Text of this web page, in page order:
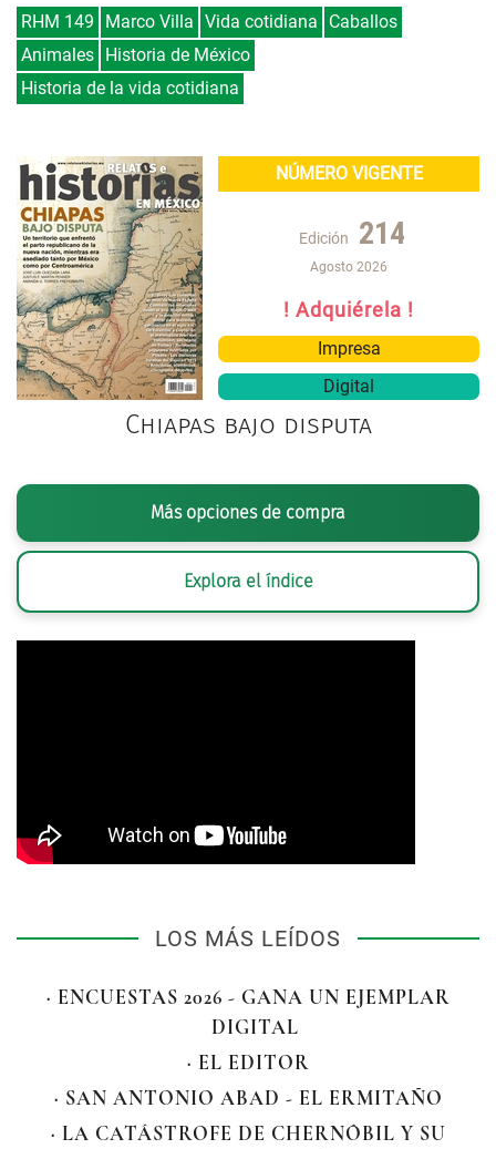
RHM 149 Marco Villa Vida cotidiana
Caballos
Animales Historia de México
Historia de la vida cotidiana
NÚMERO VIGENTE
Edición 214
Agosto 2026
! Adquiérela !
Impresa
Digital
Chiapas bajo disputa
Más opciones de compra
Explora el índice
LOS MÁS LEÍDOS
· ENCUESTAS 2026 - GANA UN EJEMPLAR
DIGITAL
· EL EDITOR
· SAN ANTONIO ABAD - EL ERMITAÑO
· LA CATÁSTROFE DE CHERNÓBIL Y SU